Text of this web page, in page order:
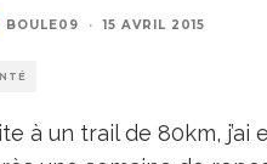
BOULE09 · 15 AVRIL 2015
à un trail de 80km, j’ai